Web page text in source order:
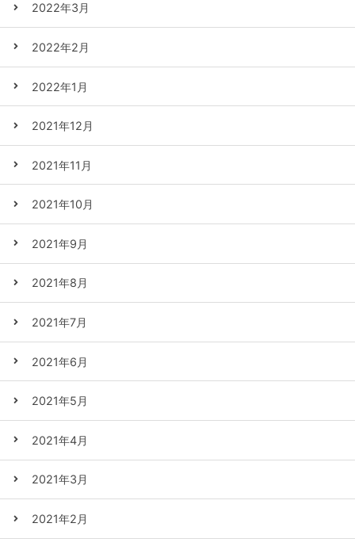
2022年3月
2022年2月
2022年1月
2021年12月
2021年11月
2021年10月
2021年9月
2021年8月
2021年7月
2021年6月
2021年5月
2021年4月
2021年3月
2021年2月